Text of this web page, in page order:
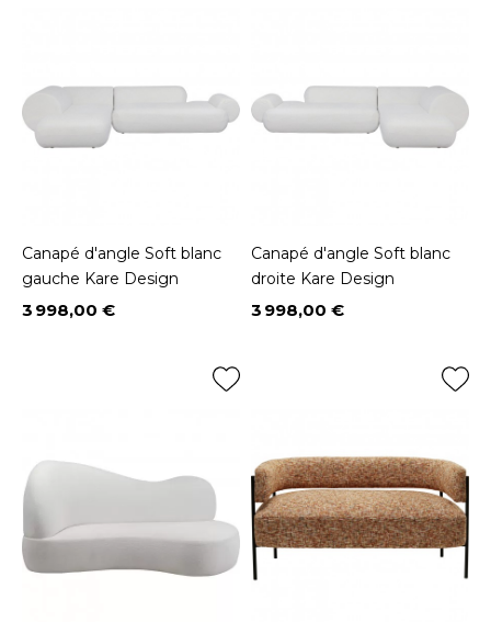
Canapé d'angle Soft blanc
gauche Kare Design
Prix
3 998,00 €
Canapé d'angle Soft blanc
droite Kare Design
Prix
3 998,00 €